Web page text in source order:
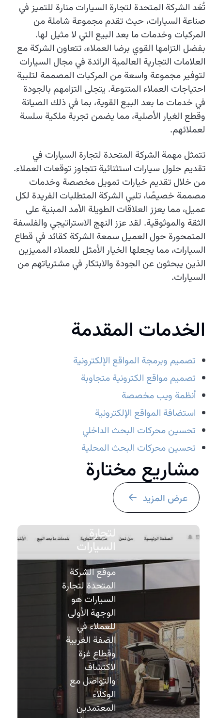
تُعَد الشركة المتحدة لتجارة السيارات منارة للتميز في
صناعة السيارات، حيث تقدم مجموعة شاملة من
المركبات وخدمات ما بعد البيع التي لا مثيل لها.
بفضل التزامها القوي برضا العملاء، تتعاون الشركة مع
العلامات التجارية العالمية الرائدة في مجال السيارات
لتوفير مجموعة واسعة من المركبات المصممة لتلبية
احتياجات العملاء المتنوعة. يتجلى التزامهم بالجودة
في خدمات ما بعد البيع القوية، بما في ذلك الصيانة
وقطع الغيار الأصلية، مما يضمن تجربة ملكية سلسة
لعملائهم.
تتمثل مهمة الشركة المتحدة لتجارة السيارات في
تقديم حلول سيارات استثنائية تتجاوز توقعات العملاء.
من خلال تقديم خيارات تمويل مخصصة وخدمات
مصممة خصيصًا، تلبي الشركة المتطلبات الفريدة لكل
عميل، مما يعزز العلاقات الطويلة الأمد المبنية على
الثقة والموثوقية. لقد عزز النهج الاستراتيجي والفلسفة
المتمحورة حول العميل سمعة الشركة كقائد في قطاع
السيارات، مما يجعلها الخيار الأمثل للعملاء المميزين
الذين يبحثون عن الجودة والابتكار في مشترياتهم من
السيارات.
الخدمات المقدمة
تصميم وبرمجة المواقع الإلكترونية
تصميم مواقع الكترونية متجاوبة
أنظمة ويب مخصصة
استضافة المواقع الإلكترونية
تحسين محركات البحث الداخلي
تحسين محركات البحث المحلية
مشاريع مختارة
عرض المزيد موقع الشركة
المتحدة
لتجارة
السيارات
موقع الشركة
المتحدة لتجارة
السيارات هو
الوجهة الأولى
للعملاء في
الضفة الغربية
وقطاع غزة
لاكتشاف
والتواصل مع
الوكلاء
المعتمدين